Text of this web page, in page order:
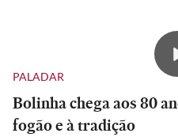
PALADAR
Bolinha chega aos 80
fogão e à tradição